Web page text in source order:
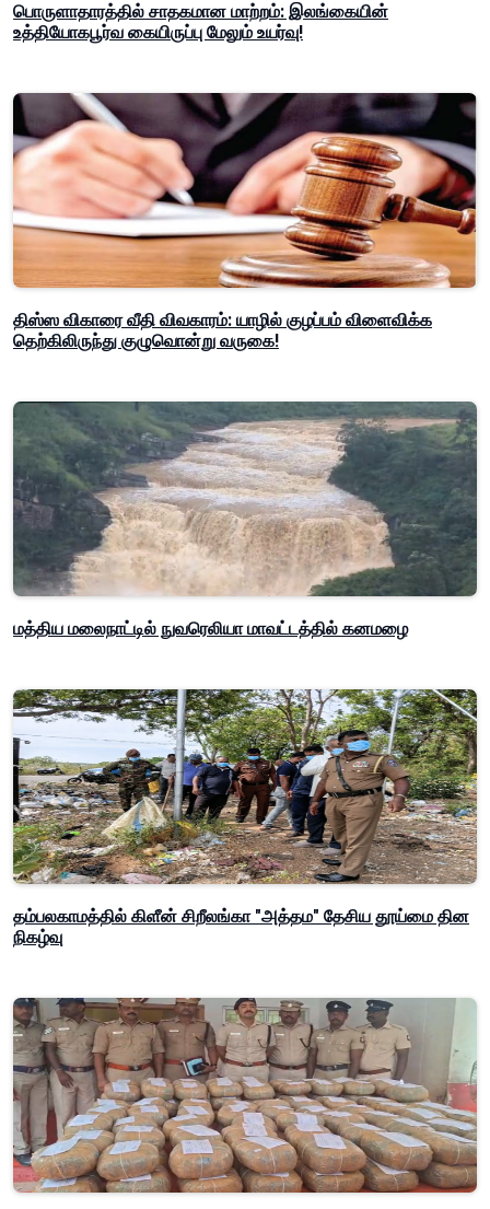
பொருளாதாரத்தில் சாதகமான மாற்றம்: இலங்கையின்
உத்தியோகபூர்வ கையிருப்பு மேலும் உயர்வு!
திஸ்ஸ விகாரை வீதி விவகாரம்: யாழில் குழப்பம் விளைவிக்க
தெற்கிலிருந்து குழுவொன்று வருகை!
மத்திய மலைநாட்டில் நுவரெலியா மாவட்டத்தில் கனமழை
தம்பலகாமத்தில் கிளீன் சிறீலங்கா "அத்தம" தேசிய தூய்மை தின
நிகழ்வு